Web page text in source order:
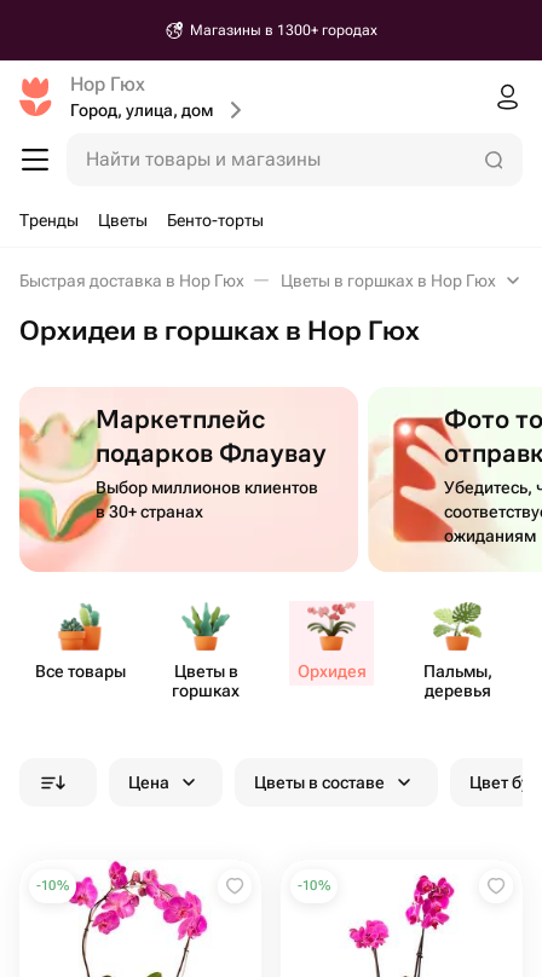
Магазины в 1300+ городах
Нор Гюх
Город, улица, дом
Найти товары и магазины
Тренды Цветы Бенто-торты
Быстрая доставка в Нор Гюх Цветы в горшках в Нор Гюх
Орхидеи в горшках в Нор Гюх
Маркетплейс
подарков Флаувау
Выбор миллионов клиентов
в 30+ странах
Фото
Убедитесь,
ожиданиям
Все товары
Цветы в
горшках
Орхидея
Пальмы,
деревья
Цена Цветы в составе Цвет
-10% -10%